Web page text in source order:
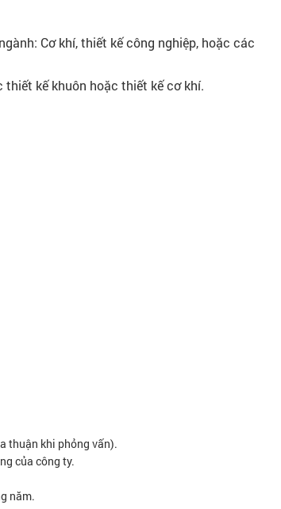
Cơ khí, thiết kế công nghiệp, hoặc các
kế khuôn hoặc thiết kế cơ khí.
thuận khi phỏng vấn).
của công ty.
năm.